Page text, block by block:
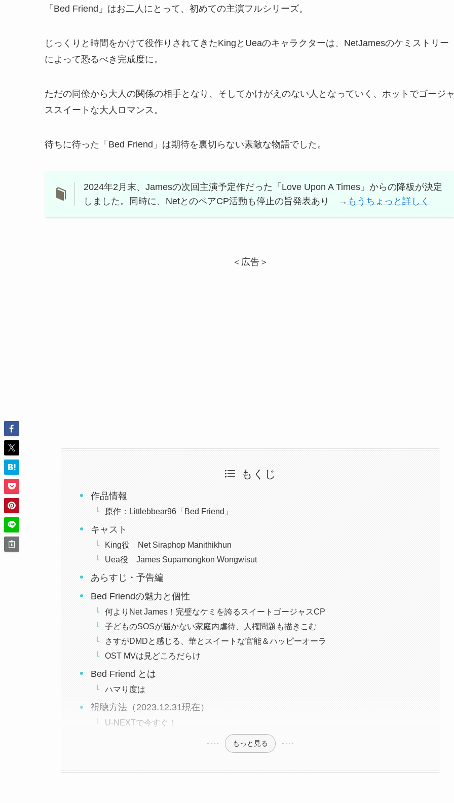
「Bed Friend」はお二人にとって、初めての主演フルシリーズ。
じっくりと時間をかけて役作りされてきたKingとUeaのキャラクターは、NetJamesのケミストリー
によって恐るべき完成度に。
ただの同僚から大人の関係の相手となり、そしてかけがえのない人となっていく、ホットでゴージャ
ススイートな大人ロマンス。
待ちに待った「Bed Friend」は期待を裏切らない素敵な物語でした。
2024年2月末、Jamesの次回主演予定作だった「Love Upon A Times」からの降板が決定
しました。同時に、NetとのペアCP活動も停止の旨発表あり → もうちょっと詳しく
＜広告＞
もくじ
作品情報
原作：Littlebbear96「Bed Friend」
キャスト
King役 Net Siraphop Manithikhun
Uea役 James Supamongkon Wongwisut
あらすじ・予告編
Bed Friendの魅力と個性
何よりNet James！完璧なケミを誇るスイートゴージャスCP
子どものSOSが届かない家庭内虐待、人権問題も描きこむ
さすがDMDと感じる、華とスイートな官能＆ハッピーオーラ
OST MVは見どころだらけ
Bed Friend とは
ハマり度は
視聴方法（2023.12.31現在）
U-NEXTで今すぐ！
もっと見る